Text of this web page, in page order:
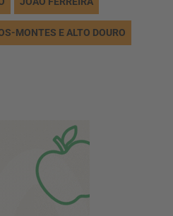
MONTES E ALTO DOURO